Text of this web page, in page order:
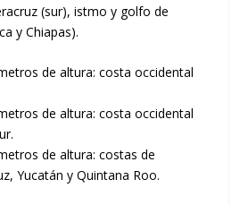
(sur), istmo y golfo de
y Chiapas).
de altura: costa occidental
de altura: costa occidental
de altura: costas de
Yucatán y Quintana Roo.